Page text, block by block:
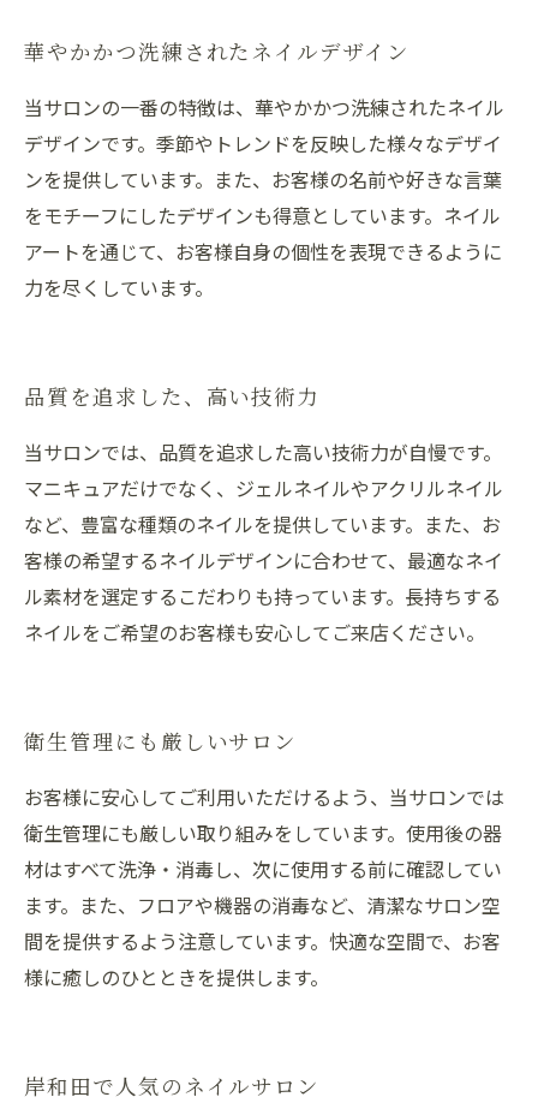
華やかかつ洗練されたネイルデザイン
当サロンの一番の特徴は、華やかかつ洗練されたネイル
デザインです。季節やトレンドを反映した様々なデザイ
ンを提供しています。また、お客様の名前や好きな言葉
をモチーフにしたデザインも得意としています。ネイル
アートを通じて、お客様自身の個性を表現できるように
力を尽くしています。
品質を追求した、高い技術力
当サロンでは、品質を追求した高い技術力が自慢です。
マニキュアだけでなく、ジェルネイルやアクリルネイル
など、豊富な種類のネイルを提供しています。また、お
客様の希望するネイルデザインに合わせて、最適なネイ
ル素材を選定するこだわりも持っています。長持ちする
ネイルをご希望のお客様も安心してご来店ください。
衛生管理にも厳しいサロン
お客様に安心してご利用いただけるよう、当サロンでは
衛生管理にも厳しい取り組みをしています。使用後の器
材はすべて洗浄・消毒し、次に使用する前に確認してい
ます。また、フロアや機器の消毒など、清潔なサロン空
間を提供するよう注意しています。快適な空間で、お客
様に癒しのひとときを提供します。
岸和田で人気のネイルサロン